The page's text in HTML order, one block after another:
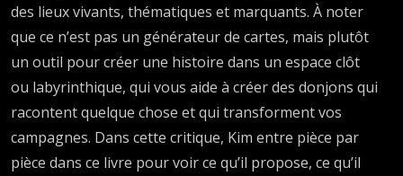
des lieux vivants, thématiques et marquants. À noter
que ce n’est pas un générateur de cartes, mais plutôt
un outil pour créer une histoire dans un espace clôt
ou labyrinthique, qui vous aide à créer des donjons qui
racontent quelque chose et qui transforment vos
campagnes. Dans cette critique, Kim entre pièce par
pièce dans ce livre pour voir ce qu’il propose, ce qu’il